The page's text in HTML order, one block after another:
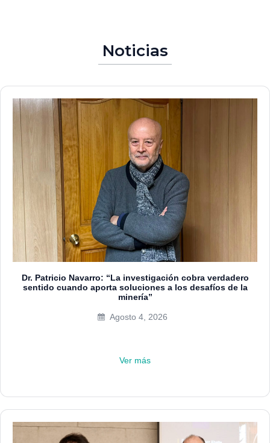
Noticias
Dr. Patricio Navarro: “La investigación cobra verdadero
sentido cuando aporta soluciones a los desafíos de la
minería”
Agosto 4, 2026
Ver más